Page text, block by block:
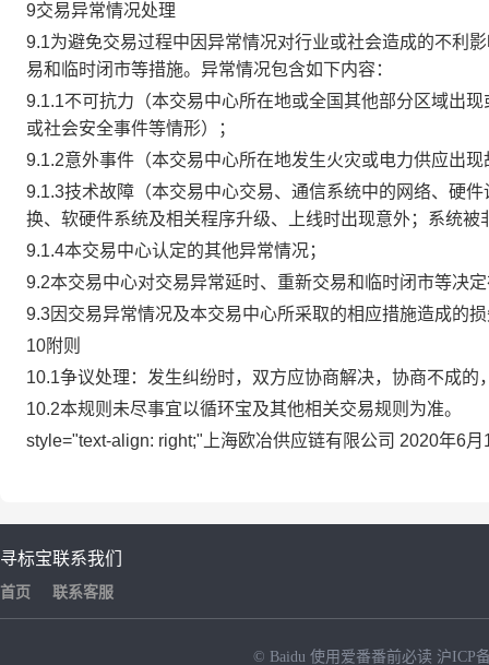
9交易异常情况处理
9.1为避免交易过程中因异常情况对行业或社会造成的不利
易和临时闭市等措施。异常情况包含如下内容：
9.1.1不可抗力（本交易中心所在地或全国其他部分区域出
或社会安全事件等情形）；
9.1.2意外事件（本交易中心所在地发生火灾或电力供应出
9.1.3技术故障（本交易中心交易、通信系统中的网络、硬
换、软硬件系统及相关程序升级、上线时出现意外；系统
9.1.4本交易中心认定的其他异常情况；
9.2本交易中心对交易异常延时、重新交易和临时闭市等决
9.3因交易异常情况及本交易中心所采取的相应措施造成的
10附则
10.1争议处理：发生纠纷时，双方应协商解决，协商不成
10.2本规则未尽事宜以循环宝及其他相关交易规则为准。
style="text-align: right;"上海欧冶供应链有限公司 2020年6月
寻标宝
首页
联系我们
联系客服
© Baidu 使用爱番番前必读 沪ICP